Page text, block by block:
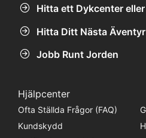
Hitta ett Dykcenter
Hitta Ditt Nästa Äventyr
Jobb Runt Jorden
Hjälpcenter
Ofta Ställda Frågor (FAQ)
Kundskydd